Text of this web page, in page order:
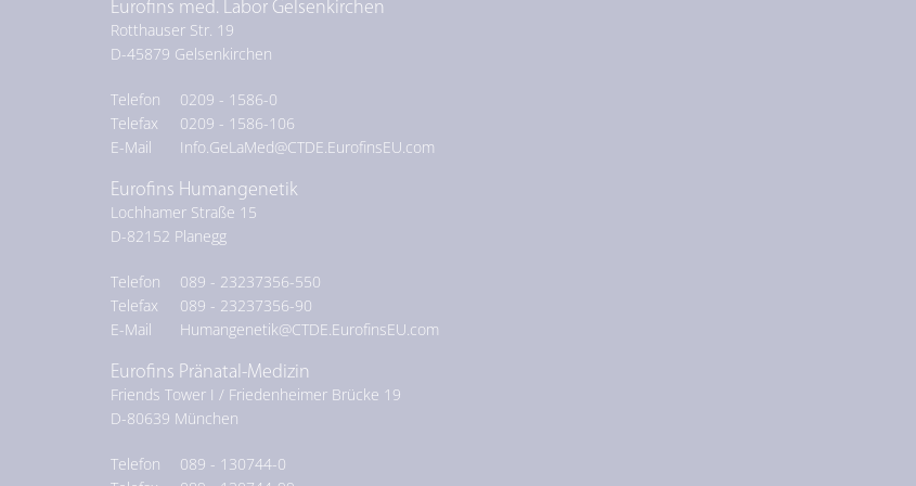
Eurofins med. Labor Gelsenkirchen
Rotthauser Str. 19
D-45879 Gelsenkirchen
Telefon
0209 - 1586-0
Telefax
0209 - 1586-106
E-Mail
Info.GeLaMed@CTDE.EurofinsEU.com
Eurofins Humangenetik
Lochhamer Straße 15
D-82152 Planegg
Telefon
089 - 23237356-550
Telefax
089 - 23237356-90
E-Mail
Humangenetik@CTDE.EurofinsEU.com
Eurofins Pränatal-Medizin
Friends Tower I / Friedenheimer Brücke 19
D-80639 München
Telefon
089 - 130744-0